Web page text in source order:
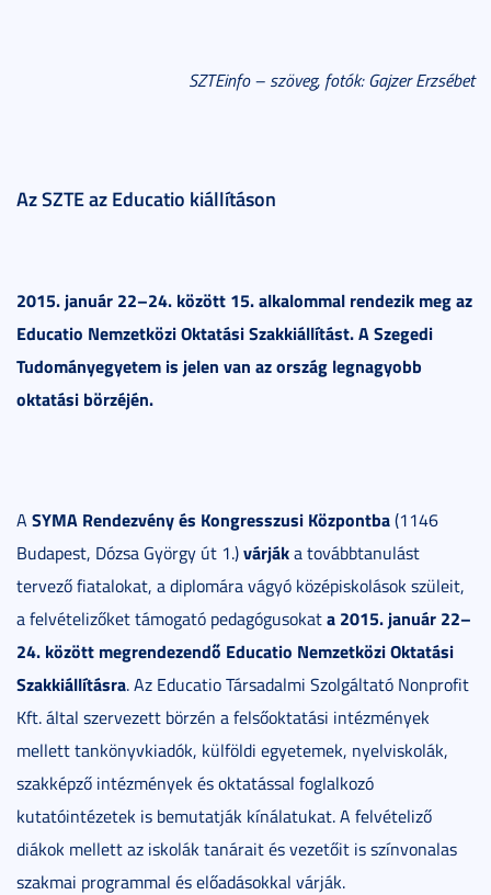
SZTEinfo – szöveg, fotók: Gajzer Erzsébet
Az SZTE az Educatio kiállításon
2015. január 22–24. között 15. alkalommal rendezik meg az
Educatio Nemzetközi Oktatási Szakkiállítást. A Szegedi
Tudományegyetem is jelen van az ország legnagyobb
oktatási börzéjén.
A SYMA Rendezvény és Kongresszusi Központba(1146
Budapest, Dózsa György út 1.)várjáka továbbtanulást
tervező fiatalokat, a diplomára vágyó középiskolások szüleit,
a felvételizőket támogató pedagógusokata 2015. január 22–
24. között megrendezendő Educatio Nemzetközi Oktatási
Szakkiállításra. Az Educatio Társadalmi Szolgáltató Nonprofit
Kft. által szervezett börzén a felsőoktatási intézmények
mellett tankönyvkiadók, külföldi egyetemek, nyelviskolák,
szakképző intézmények és oktatással foglalkozó
kutatóintézetek is bemutatják kínálatukat. A felvételiző
diákok mellett az iskolák tanárait és vezetőit is színvonalas
szakmai programmal és előadásokkal várják.